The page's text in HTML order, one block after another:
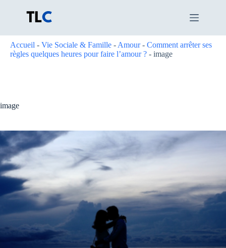
Accueil - Vie Sociale & Famille - Amour- Comment arrêter ses
règles quelques heures pour faire l’amour ? - image
image